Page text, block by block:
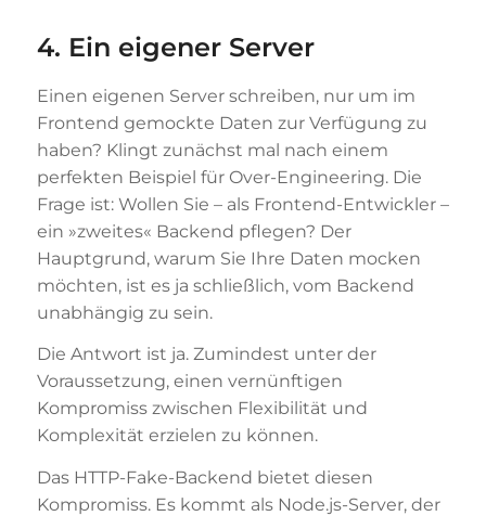
4. Ein eigener Server
Einen eigenen Server schreiben, nur um im
Frontend gemockte Daten zur Verfügung zu
haben? Klingt zunächst mal nach einem
perfekten Beispiel für Over-Engineering. Die
Frage ist: Wollen Sie – als Frontend-Entwickler –
ein »zweites« Backend pflegen? Der
Hauptgrund, warum Sie Ihre Daten mocken
möchten, ist es ja schließlich, vom Backend
unabhängig zu sein.
Die Antwort ist ja. Zumindest unter der
Voraussetzung, einen vernünftigen
Kompromiss zwischen Flexibilität und
Komplexität erzielen zu können.
Das HTTP-Fake-Backend bietet diesen
Kompromiss. Es kommt als Node.js-Server, der